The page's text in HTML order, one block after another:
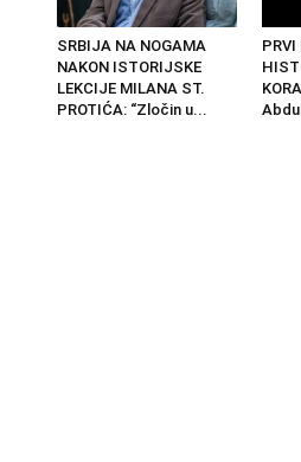
SRBIJA NA NOGAMA
NAKON ISTORIJSKE
LEKCIJE MILANA ST.
PROTIĆA: “Zločin u...
PRVI